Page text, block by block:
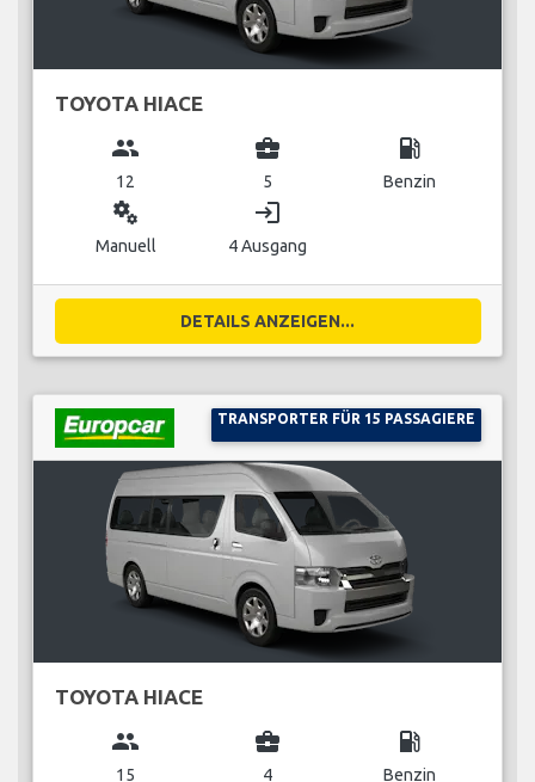
TOYOTA HIACE
group
12
business_center
5
local_gas_station
Benzin
miscellaneous_services
Manuell
login
4 Ausgang
DETAILS ANZEIGEN...
TRANSPORTER FÜR 15 PASSAGIERE
TOYOTA HIACE
group
15
business_center
4
local_gas_station
Benzin